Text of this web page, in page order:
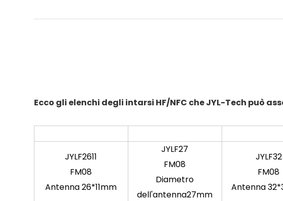
Ecco gli elenchi degli intarsi HF/NFC che JYL-Tech può
JYLF2611
FM08
Antenna 26*11mm
JYLF27
FM08
Diametro
dell'antenna27mm
JYLF32
FM08
Antenna